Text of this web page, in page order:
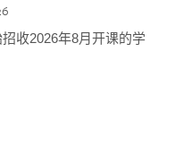
收2026年8月开课的学